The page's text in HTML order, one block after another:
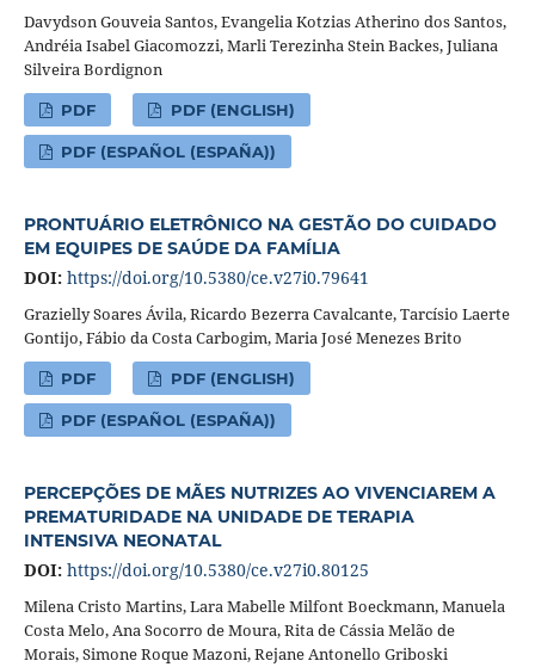
Davydson Gouveia Santos, Evangelia Kotzias Atherino dos Santos,
Andréia Isabel Giacomozzi, Marli Terezinha Stein Backes, Juliana
Silveira Bordignon
PDF PDF (ENGLISH)
PDF (ESPAÑOL (ESPAÑA))
PRONTUÁRIO ELETRÔNICO NA GESTÃO DO CUIDADO
EM EQUIPES DE SAÚDE DA FAMÍLIA
DOI: https://doi.org/10.5380/ce.v27i0.79641
Grazielly Soares Ávila, Ricardo Bezerra Cavalcante, Tarcísio Laerte
Gontijo, Fábio da Costa Carbogim, Maria José Menezes Brito
PDF PDF (ENGLISH)
PDF (ESPAÑOL (ESPAÑA))
PERCEPÇÕES DE MÃES NUTRIZES AO VIVENCIAREM A
PREMATURIDADE NA UNIDADE DE TERAPIA
INTENSIVA NEONATAL
DOI: https://doi.org/10.5380/ce.v27i0.80125
Milena Cristo Martins, Lara Mabelle Milfont Boeckmann, Manuela
Costa Melo, Ana Socorro de Moura, Rita de Cássia Melão de
Morais, Simone Roque Mazoni, Rejane Antonello Griboski